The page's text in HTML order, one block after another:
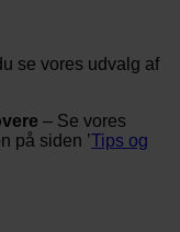
se vores udvalg af
– Se vores
på siden ’Tips og